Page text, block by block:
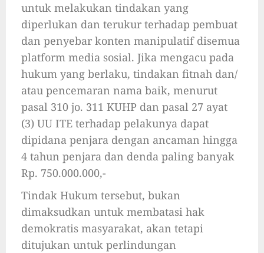
untuk melakukan tindakan yang
diperlukan dan terukur terhadap pembuat
dan penyebar konten manipulatif disemua
platform media sosial. Jika mengacu pada
hukum yang berlaku, tindakan fitnah dan/
atau pencemaran nama baik, menurut
pasal 310 jo. 311 KUHP dan pasal 27 ayat
(3) UU ITE terhadap pelakunya dapat
dipidana penjara dengan ancaman hingga
4 tahun penjara dan denda paling banyak
Rp. 750.000.000,-
Tindak Hukum tersebut, bukan
dimaksudkan untuk membatasi hak
demokratis masyarakat, akan tetapi
ditujukan untuk perlindungan